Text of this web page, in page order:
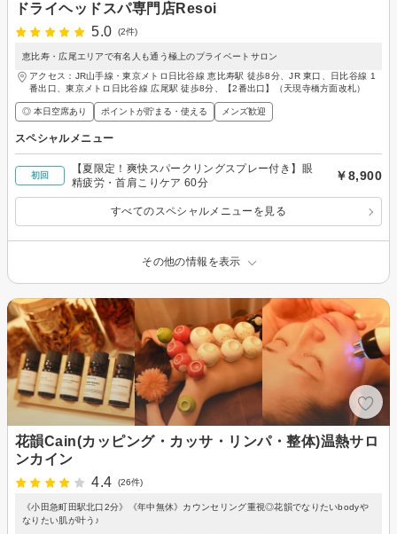
ドライヘッドスパ専門店Resoi
5.0
(2件)
恵比寿・広尾エリアで有名人も通う極上のプライベートサロン
アクセス：JR山手線・東京メトロ日比谷線 恵比寿駅 徒歩8分、JR 東口、日比谷線 1
番出口、東京メトロ日比谷線 広尾駅 徒歩8分、【2番出口】（天現寺橋方面改札）
◎ 本日空席あり ポイントが貯まる・使える メンズ歓迎
スペシャルメニュー
初回
【夏限定！爽快スパークリングスプレー付き】眼
精疲労・首肩こりケア 60分
￥8,900
すべてのスペシャルメニューを見る
その他の情報を表示
花韻Cain(カッピング・カッサ・リンパ・整体)温熱サロ
ンカイン
4.4
(26件)
《小田急町田駅北口2分》《年中無休》カウンセリング重視◎花韻でなりたいbodyや
なりたい肌が叶う♪